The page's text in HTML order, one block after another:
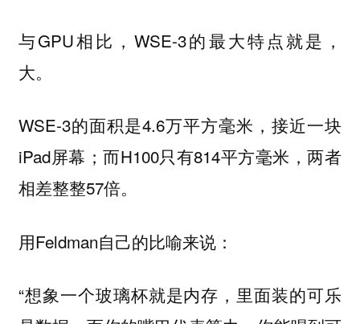
与GPU相比，WSE-3的最大特点就是，
大。
WSE-3的面积是4.6万平方毫米，接近一块
iPad屏幕；而H100只有814平方毫米，两者
相差整整57倍。
用Feldman自己的比喻来说：
“想象一个玻璃杯就是内存，里面装的可乐